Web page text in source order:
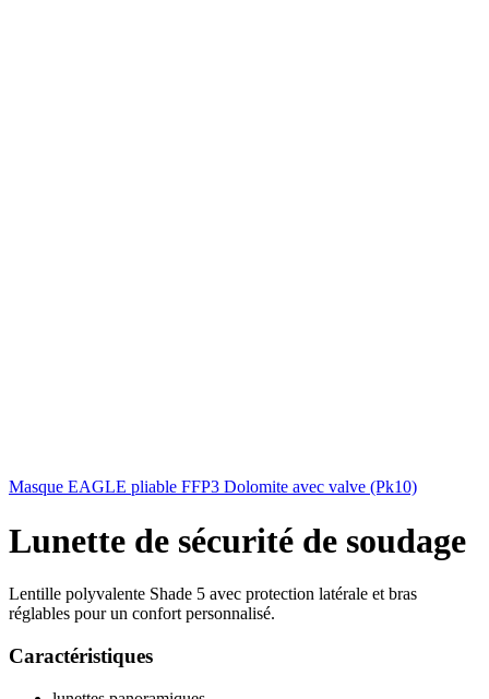
Masque EAGLE pliable FFP3 Dolomite avec valve (Pk10)
Lunette de sécurité de soudage
Lentille polyvalente Shade 5 avec protection latérale et bras
réglables pour un confort personnalisé.
Caractéristiques